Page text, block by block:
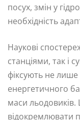
посух, змін у
необхідність
Наукові
станціями, так і
фіксують не лише
енергетичного
маси льодовиків.
відокремлювати